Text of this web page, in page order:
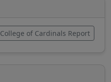
College of Cardinals Report